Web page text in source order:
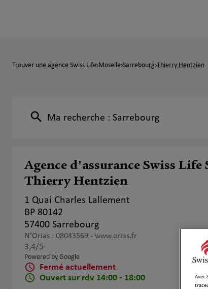
Trouver une agence Swiss Life Moselle Sarrebourg Thierry Hentzien
Ma recherche : Sarrebourg
Agence d'assurance Swiss Life
Thierry Hentzien
1 Quai Charles Lallement
BP 80142
57400 Sarrebourg
N°Orias : 08043569 - www.orias.fr
3,4/5
Powered by Google
Fermé actuellement
Ouvert sur rdv 14:00 - 18:00
Avec